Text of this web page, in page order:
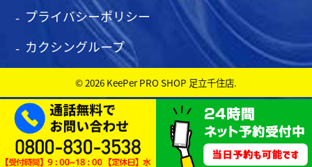
プライバシーポリシー
カクシングループ
© 2026 KeePer PRO SHOP 足立千住店.